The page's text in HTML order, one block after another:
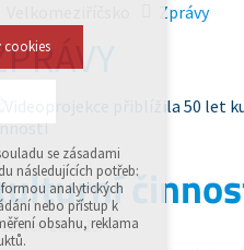
Zprávy
2015 15:47
cookies
případná
se zásadami
následujících potřeb:
analytických
nebo přístup k
obsahu, reklama